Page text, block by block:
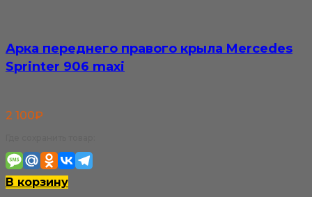
Арка переднего правого крыла Mercedes
Sprinter 906 maxi
2 100₽
В корзину